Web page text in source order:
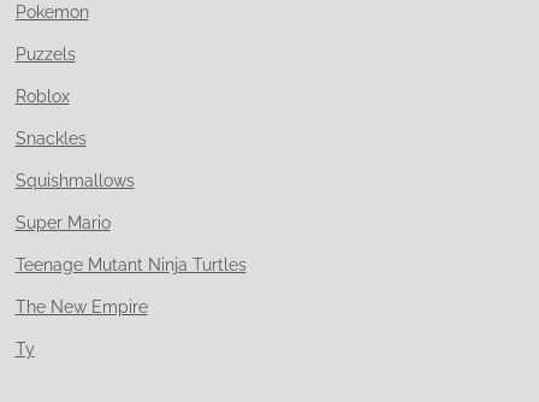
Pokemon
Puzzels
Roblox
Snackles
Squishmallows
Super Mario
Teenage Mutant Ninja Turtles
The New Empire
Ty